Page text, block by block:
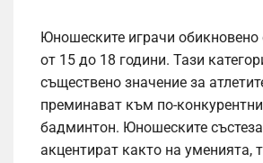
Юношеските играчи обикновено
от 15 до 18 години. Тази
съществено значение за
преминават към по-
бадминтон. Юношеските
акцентират както на уменията,